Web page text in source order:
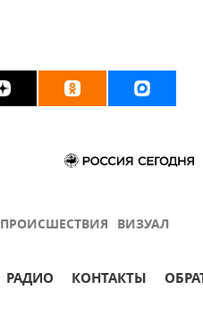
ПРОИСШЕСТВИЯ ВИЗУАЛ
РАДИО КОНТАКТЫ